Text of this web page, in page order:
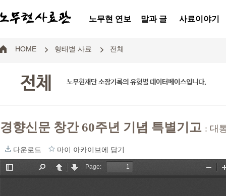
노무현 연보 말과 글 사료이야기
HOME 형태별 사료 전체
전체 노무현재단 소장기록의 유형별 데이터베이스입니다.
경향신문 창간 60주년 기념 특별기고 : 대
다운로드 마이 아카이브에 담기